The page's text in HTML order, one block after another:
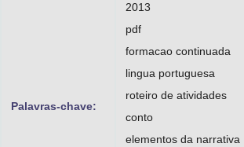
Palavras-chave:
2013
pdf
formacao continuada
lingua portuguesa
roteiro de atividades
conto
elementos da narrativa